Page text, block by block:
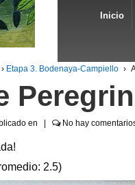
Inicio
› Etapa 3. Bodenaya-Campiello ›
en No hay
2.5)